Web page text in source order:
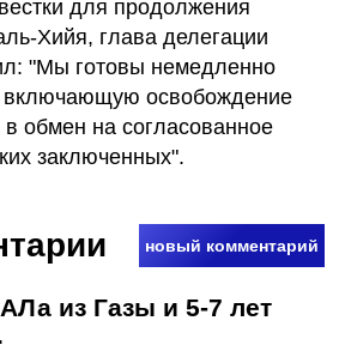
для продолжения
Хийя, глава делегации
"Мы готовы немедленно
включающую освобождение
обмен на согласованное
заключенных".
новый комментарий
из Газы и 5-7 лет